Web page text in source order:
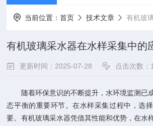
当前位置：首页 技术文章 有机玻璃采水
有机玻璃采水器在水样采集中的
更新时间：2025-07-28 点击次数：
随着环保意识的不断提升，水环境监测已
态平衡的重要环节。在水样采集过程中，选
要。有机玻璃采水器凭借其性能和优势，在水